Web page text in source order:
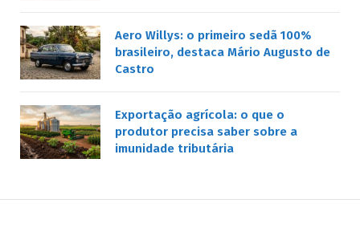
Aero Willys: o primeiro sedã 100%
brasileiro, destaca Mário Augusto de
Castro
Exportação agrícola: o que o
produtor precisa saber sobre a
imunidade tributária